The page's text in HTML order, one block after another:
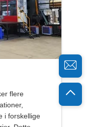
flere
i forskellige